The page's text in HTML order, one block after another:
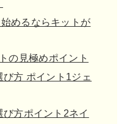
めるならキットが
の見極めポイント
方 ポイント1ジェ
方ポイント2ネイ